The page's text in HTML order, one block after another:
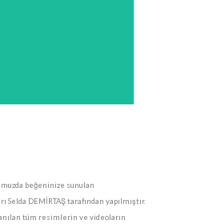
beğeninize sunulan
DEMİRTAŞ tarafından yapılmıştır.
tüm resimlerin ve videoların